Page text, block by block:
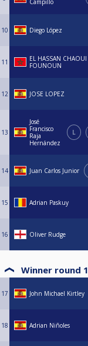
Campillo
10 Diego López
11
EL HASSAN CHAOUI
FOUNOUN
12 JOSE LOPEZ
13
José
Francisco
Raja
Hernández
L
14 Juan Carlos Junior
15 Adrian Paskuy
16 Oliver Rudge
Winner round 1
17 John Michael Kirtley
18 Adrian Niñoles